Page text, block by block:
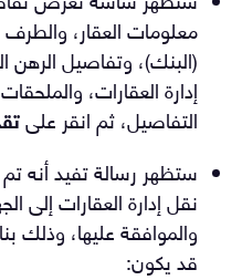
معلومات العقار، والطرف
(البنك)، وتفاصيل الرهن
إدارة العقارات،
التفاصيل، ثم انقر على
ستظهر رسالة تفيد أنه
نقل إدارة العقارات إلى
والموافقة عليها، وذلك
قد يكون: